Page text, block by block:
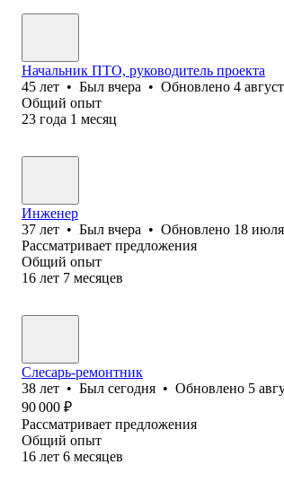
Начальник ПТО, руководитель проекта
45 лет • Был вчера • Обновлено 4
Общий опыт
23 года 1 месяц
Инженер
37 лет • Был вчера • Обновлено 18 июля
Рассматривает предложения
Общий опыт
16 лет 7 месяцев
Слесарь-ремонтник
38 лет • Был сегодня • Обновлено 5
90 000 ₽
Рассматривает предложения
Общий опыт
16 лет 6 месяцев